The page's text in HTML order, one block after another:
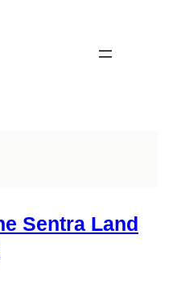
Sentra Land